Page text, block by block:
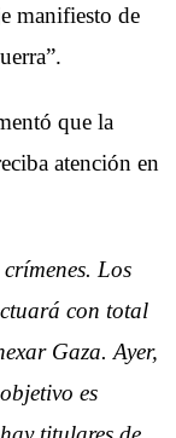
manifiesto de
que la
atención en
Los
con total
Gaza. Ayer,
es